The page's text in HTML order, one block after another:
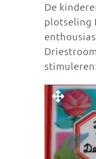
De
plotseling